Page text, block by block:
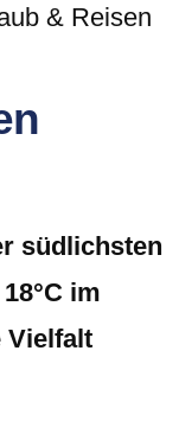
& Reisen
südlichsten
im
Vielfalt